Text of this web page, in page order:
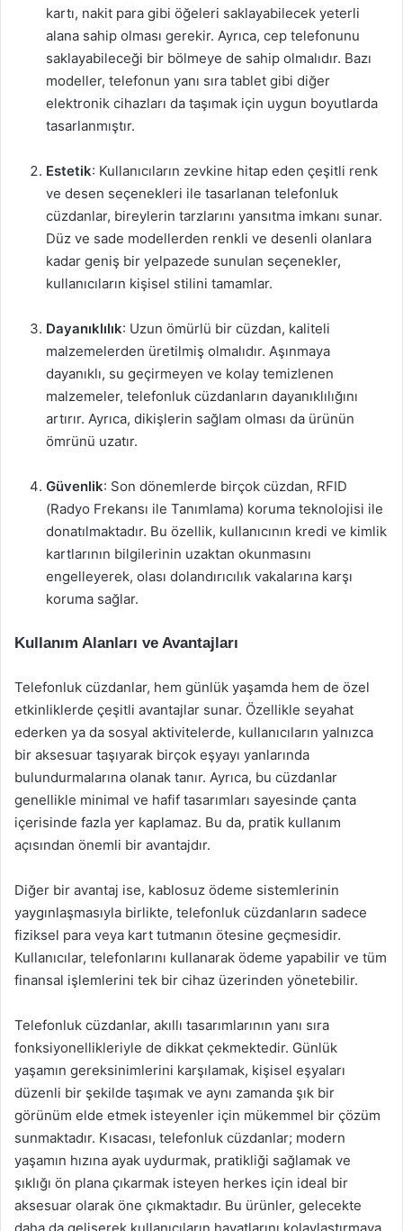
kartı, nakit para gibi öğeleri saklayabilecek yeterli
alana sahip olması gerekir. Ayrıca, cep telefonunu
saklayabileceği bir bölmeye de sahip olmalıdır. Bazı
modeller, telefonun yanı sıra tablet gibi diğer
elektronik cihazları da taşımak için uygun boyutlarda
tasarlanmıştır.
Estetik: Kullanıcıların zevkine hitap eden çeşitli renk
ve desen seçenekleri ile tasarlanan telefonluk
cüzdanlar, bireylerin tarzlarını yansıtma imkanı sunar.
Düz ve sade modellerden renkli ve desenli olanlara
kadar geniş bir yelpazede sunulan seçenekler,
kullanıcıların kişisel stilini tamamlar.
Dayanıklılık: Uzun ömürlü bir cüzdan, kaliteli
malzemelerden üretilmiş olmalıdır. Aşınmaya
dayanıklı, su geçirmeyen ve kolay temizlenen
malzemeler, telefonluk cüzdanların dayanıklılığını
artırır. Ayrıca, dikişlerin sağlam olması da ürünün
ömrünü uzatır.
Güvenlik: Son dönemlerde birçok cüzdan, RFID
(Radyo Frekansı ile Tanımlama) koruma teknolojisi ile
donatılmaktadır. Bu özellik, kullanıcının kredi ve kimlik
kartlarının bilgilerinin uzaktan okunmasını
engelleyerek, olası dolandırıcılık vakalarına karşı
koruma sağlar.
Kullanım Alanları ve Avantajları
Telefonluk cüzdanlar, hem günlük yaşamda hem de özel
etkinliklerde çeşitli avantajlar sunar. Özellikle seyahat
ederken ya da sosyal aktivitelerde, kullanıcıların yalnızca
bir aksesuar taşıyarak birçok eşyayı yanlarında
bulundurmalarına olanak tanır. Ayrıca, bu cüzdanlar
genellikle minimal ve hafif tasarımları sayesinde çanta
içerisinde fazla yer kaplamaz. Bu da, pratik kullanım
açısından önemli bir avantajdır.
Diğer bir avantaj ise, kablosuz ödeme sistemlerinin
yaygınlaşmasıyla birlikte, telefonluk cüzdanların sadece
fiziksel para veya kart tutmanın ötesine geçmesidir.
Kullanıcılar, telefonlarını kullanarak ödeme yapabilir ve tüm
finansal işlemlerini tek bir cihaz üzerinden yönetebilir.
Telefonluk cüzdanlar, akıllı tasarımlarının yanı sıra
fonksiyonellikleriyle de dikkat çekmektedir. Günlük
yaşamın gereksinimlerini karşılamak, kişisel eşyaları
düzenli bir şekilde taşımak ve aynı zamanda şık bir
görünüm elde etmek isteyenler için mükemmel bir çözüm
sunmaktadır. Kısacası, telefonluk cüzdanlar; modern
yaşamın hızına ayak uydurmak, pratikliği sağlamak ve
şıklığı ön plana çıkarmak isteyen herkes için ideal bir
aksesuar olarak öne çıkmaktadır. Bu ürünler, gelecekte